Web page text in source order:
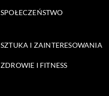
SPOŁECZEŃSTWO
SZTUKA I ZAINTERESOWANIA
ZDROWIE I FITNESS